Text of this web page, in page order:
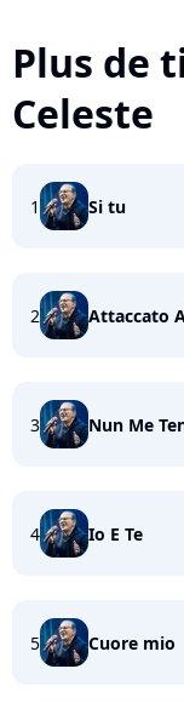
Plus de
Celeste
1 Si tu
2 Attaccato
3 Nun Me
4 Io E Te
5 Cuore mio